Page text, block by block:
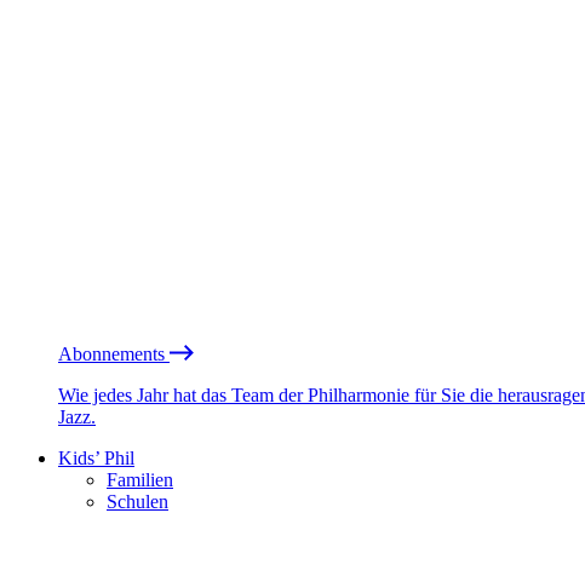
Abonnements
Wie jedes Jahr hat das Team der Philharmonie für Sie die
Jazz.
Kids’ Phil
Familien
Schulen